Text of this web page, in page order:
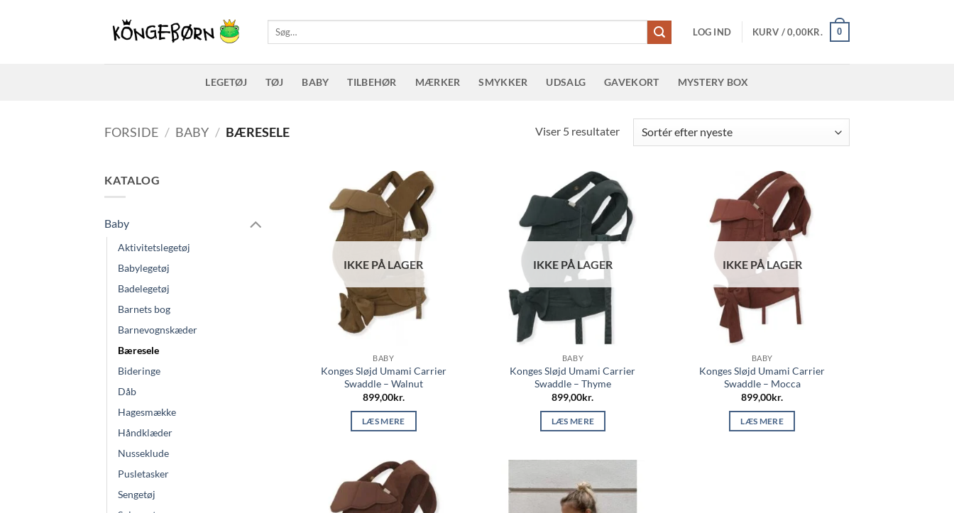
Søg
efter:
LOG IND KURV /0,00KR. 0
LEGETØJ TØJ BABY TILBEHØR MÆRKER SMYKKER UDSALG GAVEKORT MYSTERY BOX
FORSIDE / BABY / BÆRESELE Viser 5 resultaterSorteret
efter
KATALOG
Baby
Aktivitetslegetøj
Babylegetøj
Badelegetøj
Barnets bog
Barnevognskæder
Bæresele
Bideringe
Dåb
Hagesmække
Håndklæder
Nusseklude
Pusletasker
Sengetøj
IKKE PÅ LAGER
BABY
Konges Sløjd Umami Carrier
Swaddle – Walnut
899,00kr.
LÆS MERE
IKKE PÅ LAGER
BABY
Konges Sløjd Umami Carrier
Swaddle – Thyme
899,00kr.
LÆS MERE
IKKE PÅ LAGER
BABY
Konges Sløjd Umami Carrier
Swaddle – Mocca
899,00kr.
LÆS MERE